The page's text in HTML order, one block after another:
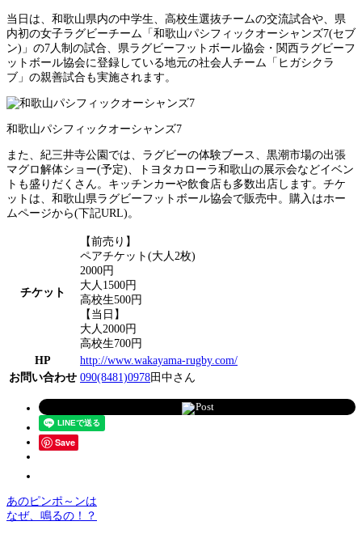
当日は、和歌山県内の中学生、高校生選抜チームの交流試合や、県
内初の女子ラグビーチーム「和歌山パシフィックオーシャンズ7(セブ
ン)」の7人制の試合、県ラグビーフットボール協会・関西ラグビーフ
ットボール協会に登録している地元の社会人チーム「ヒガシクラ
ブ」の親善試合も実施されます。
和歌山パシフィックオーシャンズ7
また、紀三井寺公園では、ラグビーの体験ブース、黒潮市場の出張
マグロ解体ショー(予定)、トヨタカローラ和歌山の展示会などイベン
トも盛りだくさん。キッチンカーや飲食店も多数出店します。チケ
ットは、和歌山県ラグビーフットボール協会で販売中。購入はホー
ムページから(下記URL)。
チケット
【前売り】
ペアチケット(大人2枚)
2000円
大人1500円
高校生500円
【当日】
大人2000円
高校生700円
HP
http://www.wakayama-rugby.com/
お問い合わせ 090(8481)0978田中さん
Post
Save
あのピンポ～ンは
なぜ、鳴るの！？